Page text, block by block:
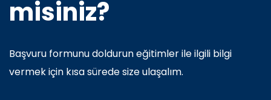
misiniz?
Başvuru formunu doldurun eğitimler ile ilgili bilgi
vermek için kısa sürede size ulaşalım.